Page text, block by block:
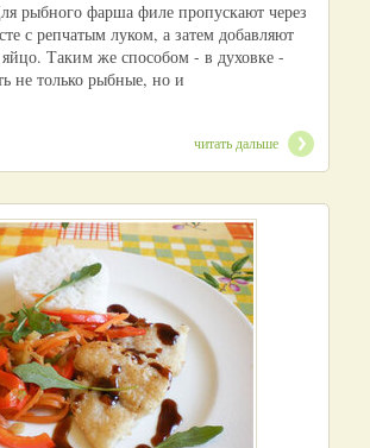
рыбного фарша филе пропускают через
с репчатым луком, а затем добавляют
Таким же способом - в духовке -
не только рыбные, но и
читать дальше